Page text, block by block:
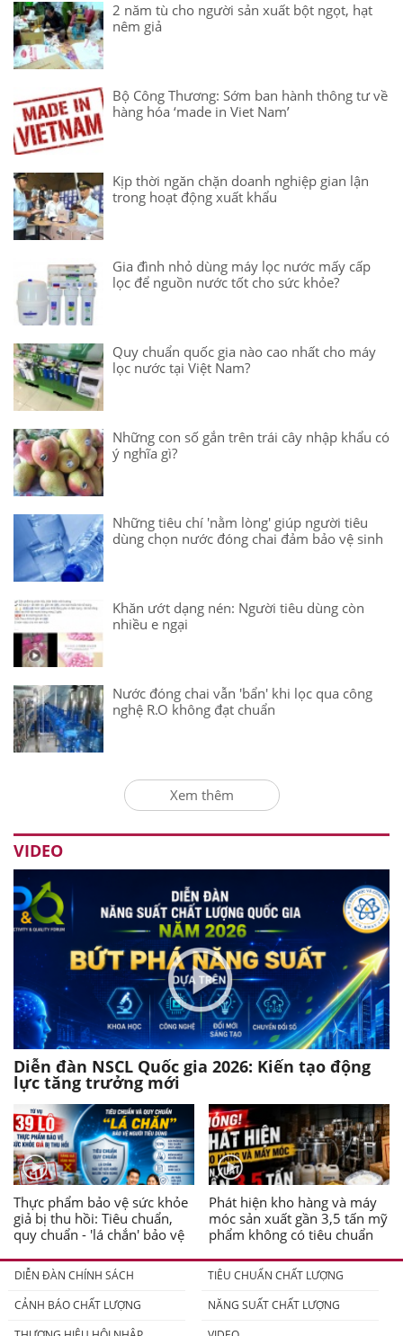
2 năm tù cho người sản xuất bột ngọt, hạt
nêm giả
Bộ Công Thương: Sớm ban hành thông tư về
hàng hóa ‘made in Viet Nam’
Kịp thời ngăn chặn doanh nghiệp gian lận
trong hoạt động xuất khẩu
Gia đình nhỏ dùng máy lọc nước mấy cấp
lọc để nguồn nước tốt cho sức khỏe?
Quy chuẩn quốc gia nào cao nhất cho máy
lọc nước tại Việt Nam?
Những con số gắn trên trái cây nhập khẩu có
ý nghĩa gì?
Những tiêu chí 'nằm lòng' giúp người tiêu
dùng chọn nước đóng chai đảm bảo vệ sinh
Khăn ướt dạng nén: Người tiêu dùng còn
nhiều e ngại
Nước đóng chai vẫn 'bẩn' khi lọc qua công
nghệ R.O không đạt chuẩn
Xem thêm
VIDEO
Diễn đàn NSCL Quốc gia 2026: Kiến tạo động
lực tăng trưởng mới
Thực phẩm bảo vệ sức khỏe
giả bị thu hồi: Tiêu chuẩn,
quy chuẩn - 'lá chắn' bảo vệ
Phát hiện kho hàng và máy
móc sản xuất gần 3,5 tấn mỹ
phẩm không có tiêu chuẩn
DIỄN ĐÀN CHÍNH SÁCH
TIÊU CHUẨN CHẤT LƯỢNG
CẢNH BÁO CHẤT LƯỢNG
NĂNG SUẤT CHẤT LƯỢNG